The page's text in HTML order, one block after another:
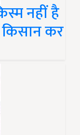
नहीं है
किसान कर